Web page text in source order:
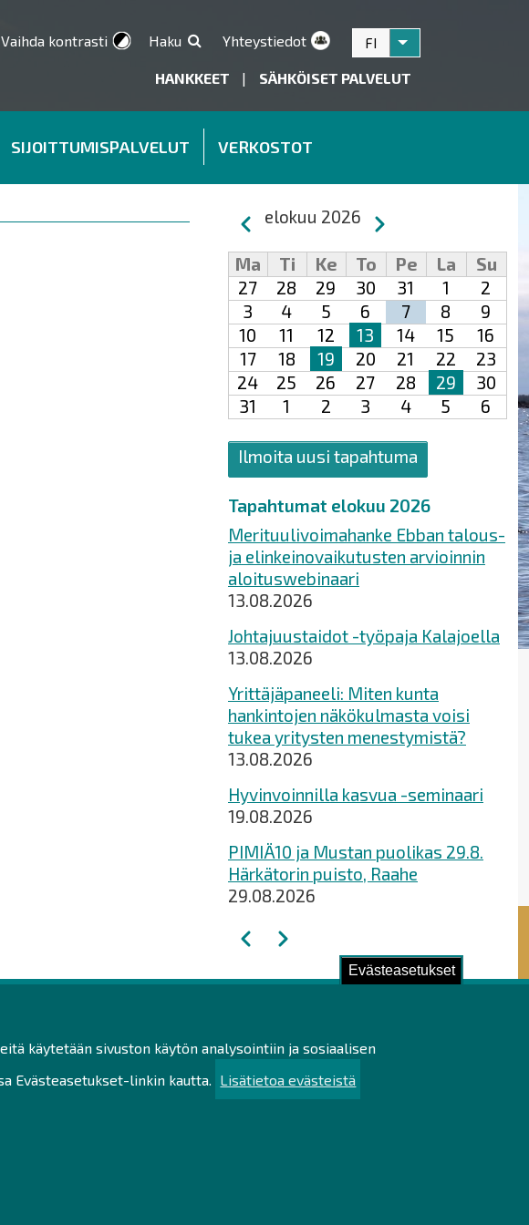
Evästeasetukset
käytetään sivuston käytön analysointiin ja sosiaalisen
Evästeasetukset-linkin kautta.
Lisätietoa evästeistä
Vaihda kontrasti Haku Yhteystiedot FI Listaa lisätoiminnot
HANKKEET | SÄHKÖISET PALVELUT
SIJOITTUMISPALVELUT VERKOSTOT
Sivutus
Edellinen
elokuu 2026
Seuraava
Ma
Ti Ke To Pe La
Su
27
28 29 30 31 1
2
3
4 5 6 7 8
9
10
11 12 13 14 15
16
17
18 19 20 21 22
23
24
25 26 27 28 29
30
31
1 2 3 4 5 6
Ilmoita uusi tapahtuma
Tapahtumat elokuu 2026
Merituulivoimahanke Ebban talous-
ja elinkeinovaikutusten arvioinnin
aloituswebinaari
13.08.2026
Johtajuustaidot -työpaja Kalajoella
13.08.2026
Yrittäjäpaneeli: Miten kunta
hankintojen näkökulmasta voisi
tukea yritysten menestymistä?
13.08.2026
Hyvinvoinnilla kasvua -seminaari
19.08.2026
PIMIÄ10 ja Mustan puolikas 29.8.
Härkätorin puisto, Raahe
29.08.2026
Sivutus
EdellinenSeuraava
Tutustu!
Henkilötietojen käsittely
Saavutettavuusseloste